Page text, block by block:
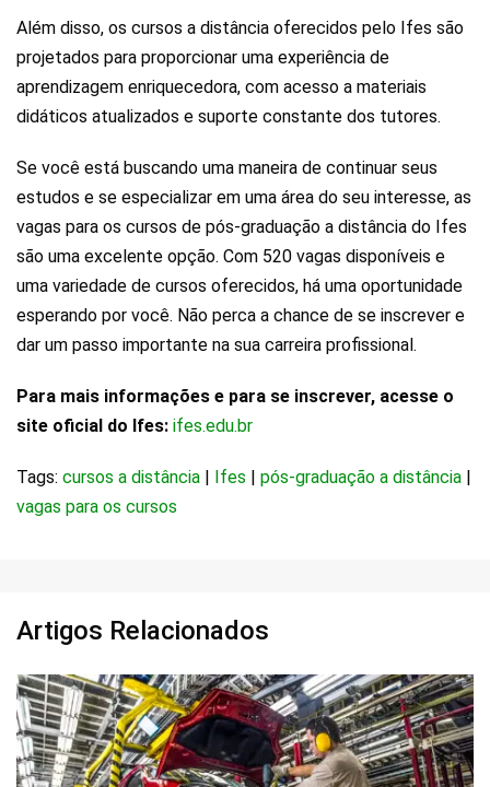
Além disso, os cursos a distância oferecidos pelo Ifes são
projetados para proporcionar uma experiência de
aprendizagem enriquecedora, com acesso a materiais
didáticos atualizados e suporte constante dos tutores.
Se você está buscando uma maneira de continuar seus
estudos e se especializar em uma área do seu interesse, as
vagas para os cursos de pós-graduação a distância do Ifes
são uma excelente opção. Com 520 vagas disponíveis e
uma variedade de cursos oferecidos, há uma oportunidade
esperando por você. Não perca a chance de se inscrever e
dar um passo importante na sua carreira profissional.
Para mais informações e para se inscrever, acesse o
site oficial do Ifes: ifes.edu.br
Tags: cursos a distância | Ifes | pós-graduação a distância |
vagas para os cursos
Artigos Relacionados